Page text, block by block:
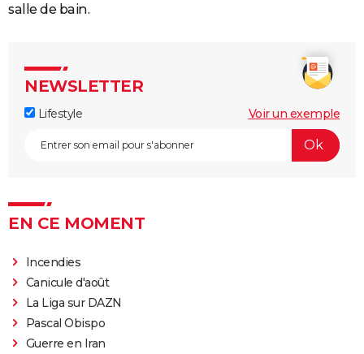
salle de bain.
NEWSLETTER
Lifestyle Voir un exemple
EN CE MOMENT
Incendies
Canicule d'août
La Liga sur DAZN
Pascal Obispo
Guerre en Iran